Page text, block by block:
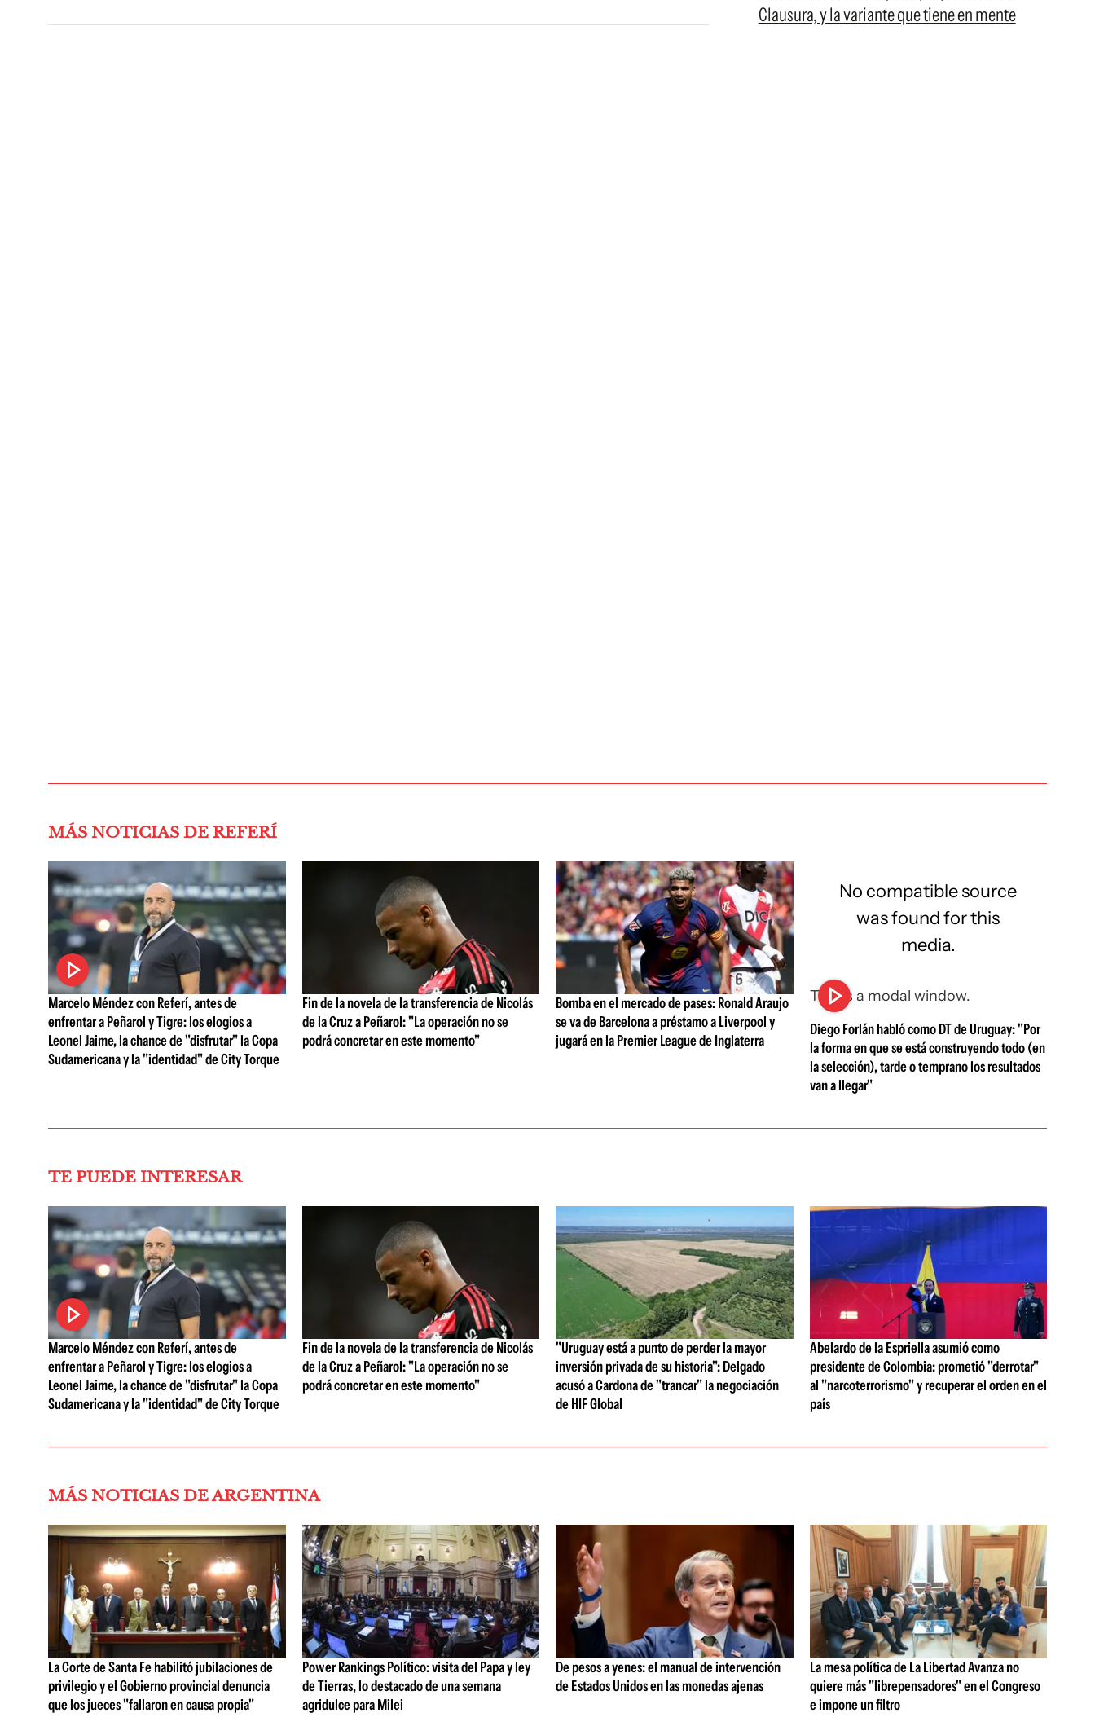
Clausura, y la variante que tiene en mente
MÁS NOTICIAS DE REFERÍ
Marcelo Méndez con Referí, antes de
enfrentar a Peñarol y Tigre: los elogios a
Leonel Jaime, la chance de "disfrutar" la Copa
Sudamericana y la "identidad" de City Torque
Fin de la novela de la transferencia de Nicolás
de la Cruz a Peñarol: "La operación no se
podrá concretar en este momento"
Bomba en el mercado de pases: Ronald Araujo
se va de Barcelona a préstamo a Liverpool y
jugará en la Premier League de Inglaterra
This is a modal window.
No compatible source
was found for this
media.
Diego Forlán habló como DT de Uruguay: "Por
la forma en que se está construyendo todo (en
la selección), tarde o temprano los resultados
van a llegar"
TE PUEDE INTERESAR
Marcelo Méndez con Referí, antes de
enfrentar a Peñarol y Tigre: los elogios a
Leonel Jaime, la chance de "disfrutar" la Copa
Sudamericana y la "identidad" de City Torque
Fin de la novela de la transferencia de Nicolás
de la Cruz a Peñarol: "La operación no se
podrá concretar en este momento"
"Uruguay está a punto de perder la mayor
inversión privada de su historia": Delgado
acusó a Cardona de "trancar" la negociación
de HIF Global
Abelardo de la Espriella asumió como
presidente de Colombia: prometió "derrotar"
al "narcoterrorismo" y recuperar el orden en el
país
MÁS NOTICIAS DE ARGENTINA
La Corte de Santa Fe habilitó jubilaciones de
privilegio y el Gobierno provincial denuncia
que los jueces "fallaron en causa propia"
Power Rankings Político: visita del Papa y ley
de Tierras, lo destacado de una semana
agridulce para Milei
De pesos a yenes: el manual de intervención
de Estados Unidos en las monedas ajenas
La mesa política de La Libertad Avanza no
quiere más "librepensadores" en el Congreso
e impone un filtro